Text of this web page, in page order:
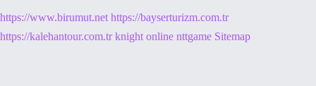
https://www.birumut.net https://bayserturizm.com.tr
https://kalehantour.com.tr knight online nttgame Sitemap